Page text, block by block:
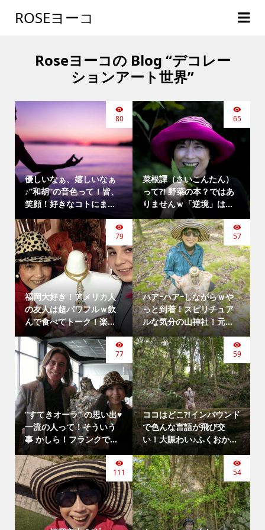
ROSEヨーコ
Roseヨーコの Blog “デコレー
ションアート世界”
優しいなぁ、嬉しいなぁ
♪”和胡”の音色って！皆、
笑顔！好きなコトにま...
80
菜根譚（さいこんたん）
って⁈ 野菜の本？ではあ
りませんｗ「逆境」は...
65
福岡大好き！アメリカ人
の友人は超パワフルｗ飲
んで食べてトーク！楽...
79
ハアｰハアｰしながらｗや
っと到着！スピリチュア
ルな気分の山神社！元...
57
”すてきオーラ” の思い出♥
一流の人って！そういう
事 かしら！フランクで...
77
ココはどこ⁈インバウンド
で色んな言語が飛び交
い！大賑わい♪ふくおか...
59
111 54